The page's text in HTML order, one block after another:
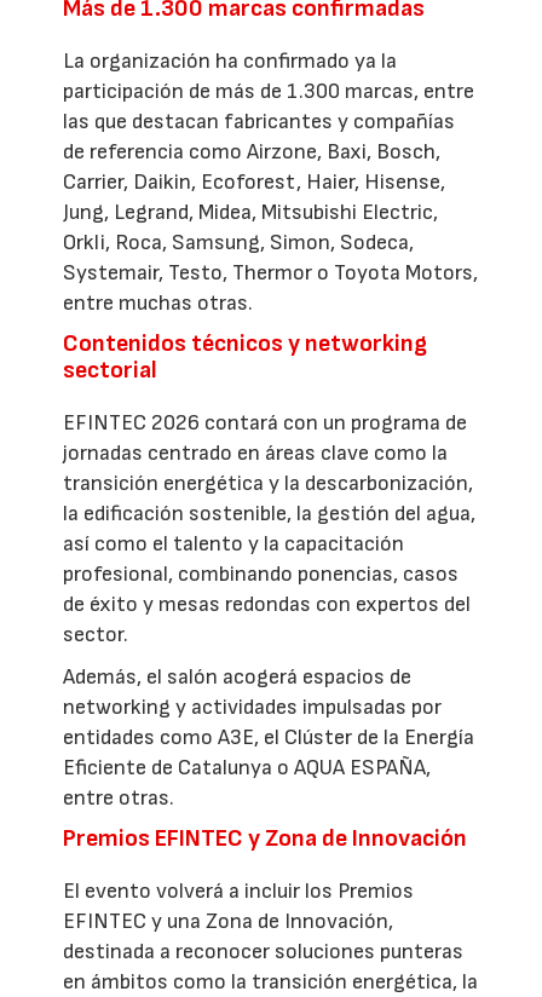
Más de 1.300 marcas confirmadas
La organización ha confirmado ya la
participación de más de 1.300 marcas, entre
las que destacan fabricantes y compañías
de referencia como Airzone, Baxi, Bosch,
Carrier, Daikin, Ecoforest, Haier, Hisense,
Jung, Legrand, Midea, Mitsubishi Electric,
Orkli, Roca, Samsung, Simon, Sodeca,
Systemair, Testo, Thermor o Toyota Motors,
entre muchas otras.
Contenidos técnicos y networking
sectorial
EFINTEC 2026 contará con un programa de
jornadas centrado en áreas clave como la
transición energética y la descarbonización,
la edificación sostenible, la gestión del agua,
así como el talento y la capacitación
profesional, combinando ponencias, casos
de éxito y mesas redondas con expertos del
sector.
Además, el salón acogerá espacios de
networking y actividades impulsadas por
entidades como A3E, el Clúster de la Energía
Eficiente de Catalunya o AQUA ESPAÑA,
entre otras.
Premios EFINTEC y Zona de Innovación
El evento volverá a incluir los Premios
EFINTEC y una Zona de Innovación,
destinada a reconocer soluciones punteras
en ámbitos como la transición energética, la